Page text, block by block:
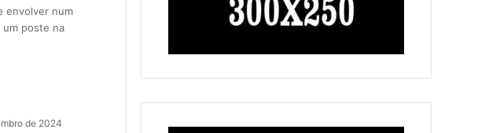
envolver num
poste na
de 2024